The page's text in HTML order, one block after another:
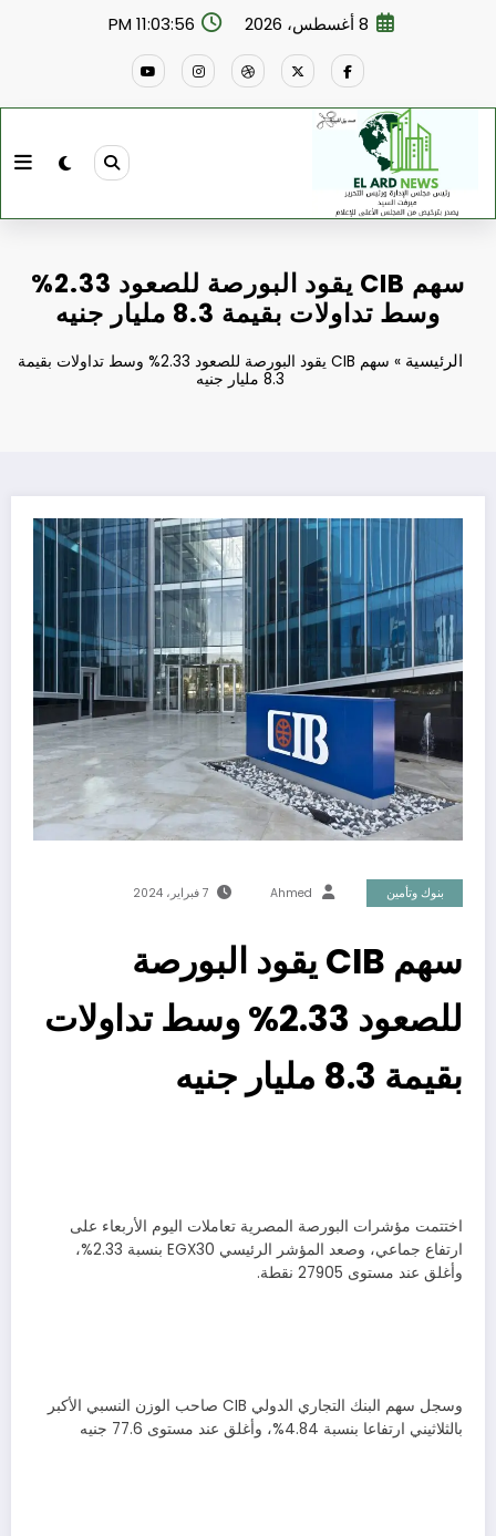
8 أغسطس، 2026 11:03:57 PM
سهم CIB يقود البورصة للصعود 2.33%
وسط تداولات بقيمة 8.3 مليار جنيه
الرئيسية »
سهم CIB يقود البورصة للصعود 2.33% وسط تداولات بقيمة
8.3 مليار جنيه
بنوك وتأمين Ahmed 7 فبراير، 2024
سهم CIB يقود البورصة
للصعود 2.33% وسط تداولات
بقيمة 8.3 مليار جنيه
اختتمت مؤشرات البورصة المصرية تعاملات اليوم الأربعاء على
ارتفاع جماعي، وصعد المؤشر الرئيسي EGX30 بنسبة 2.33%،
وأغلق عند مستوى 27905 نقطة.
وسجل سهم البنك التجاري الدولي CIB صاحب الوزن النسبي الأكبر
بالثلاثيني ارتفاعا بنسبة 4.84%، وأغلق عند مستوى 77.6 جنيه